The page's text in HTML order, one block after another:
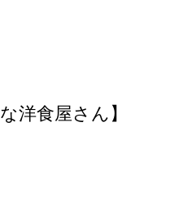
洋食屋さん】